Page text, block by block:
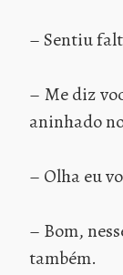
– Sentiu
– Me diz
aninhado
– Olha eu
– Bom,
também.